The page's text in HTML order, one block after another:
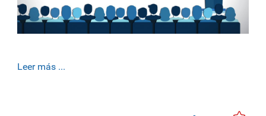
Leer más ...